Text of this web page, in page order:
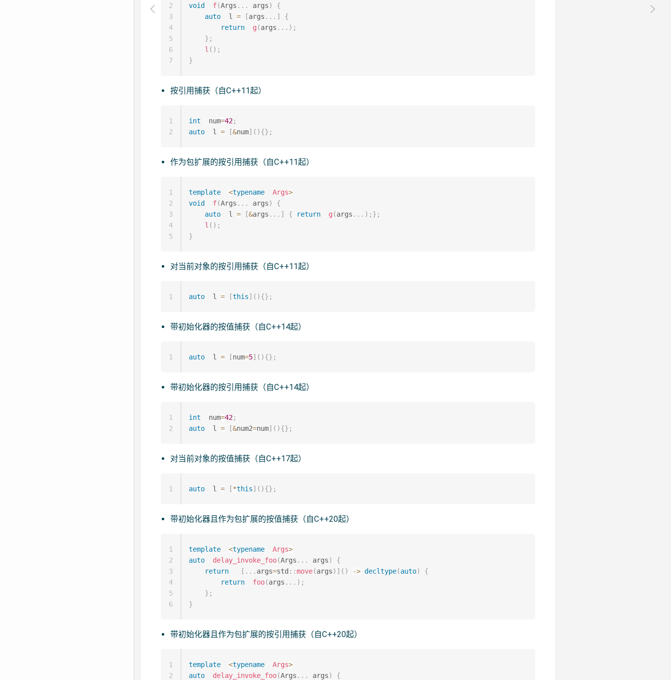
void
f(Args . . . args)
{
auto
  l
= [args . . . ]
{
return
g (args . . . ) ;
} ;
l ( ) ;
}
2
3
4
5
6
7
按引用捕获（自C++11起）
int
  num
=42;
auto
  l
= [&num] ( ){} ;
1
2
作为包扩展的按引用捕获（自C++11起）
template <typename Args>
void
f(Args . . . args)
{
auto
  l
= [&args . . . ] { return g (args . . . ) ; } ;
l ( ) ;
}
1
2
3
4
5
对当前对象的按引用捕获（自C++11起）
auto
  l
= [this] ( ){} ;
1
带初始化器的按值捕获（自C++14起）
auto
  l
= [num=5] ( ){} ;
1
带初始化器的按引用捕获（自C++14起）
int
  num
=42;
auto
  l
= [&num2=num] ( ){} ;
1
2
对当前对象的按值捕获（自C++17起）
auto
  l
= [*this] ( ){} ;
1
带初始化器且作为包扩展的按值捕获（自C++20起）
template <typename Args>
auto
delay_invoke_foo(Args . . . args)
{
return
[ . . . args=std ::move(args) ] ( ) -> decltype(auto)
{
return
foo(args . . . ) ;
} ;
}
1
2
3
4
5
6
带初始化器且作为包扩展的按引用捕获（自C++20起）
template <typename Args>
auto
delay_invoke_foo(Args . . . args) {
1
2